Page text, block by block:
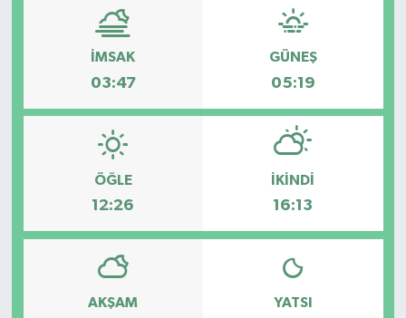
İMSAK
03:47
GÜNEŞ
05:19
ÖĞLE
12:26
İKINDI
16:13
AKŞAM YATSI